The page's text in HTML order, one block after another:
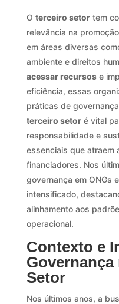
O terceiro setortem
relevância na
em áreas diversas
ambiente e direitos
acessar recursose
eficiência, essas
práticas de
terceiro setoré vital
responsabilidade e
essenciais que atraem
financiadores. Nos
governança em ONGs
intensificado,
alinhamento aos
operacional.
Contexto e
Governança
Setor
Nos últimos anos, a